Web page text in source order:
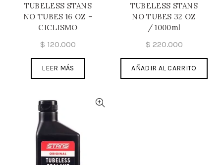
TUBELESS STANS
NO TUBES 16 OZ –
CICLISMO
$ 120.000
LEER MÁS
TUBELESS STANS
NO TUBES 32 OZ
/ 1000ml
$ 220.000
AÑADIR AL CARRITO